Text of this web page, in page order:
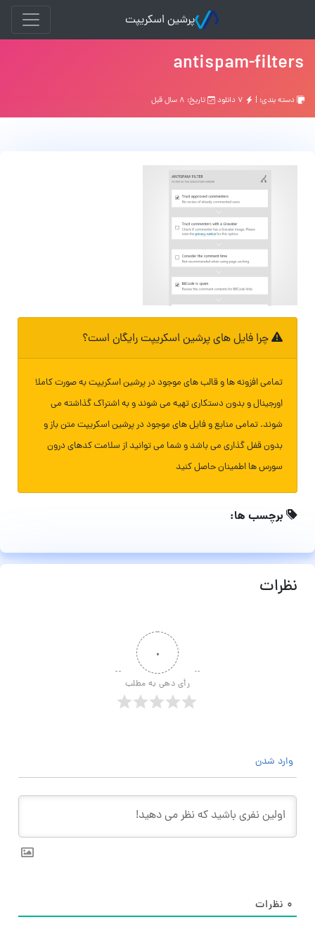
پرشین اسکریپت
antispam-filters
دسته بندی: | تاریخ: ۸ سال قبل
چرا فایل های پرشین اسکریپت رایگان است؟
تمامی افزونه ها و قالب های موجود در پرشین اسکریپت به صورت کاملا
اورجینال و بدون دستکاری تهیه می شوند و به اشتراک گذاشته می
شوند. تمامی منابع و فایل های موجود در پرشین اسکریپت متن باز و
بدون قفل گذاری می باشد و شما می توانید از سلامت کدهای درون
سورس ها اطمینان حاصل کنید
برچسب ها:
نظرات
۰
رأی دهی به مطلب
وارد شدن
۰ نظرات